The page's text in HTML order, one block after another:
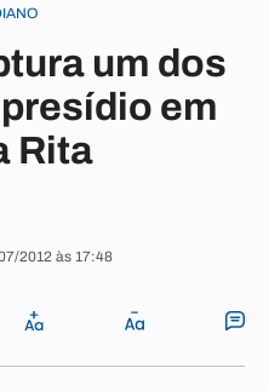
um dos
em
Rita
2012 às 17:48